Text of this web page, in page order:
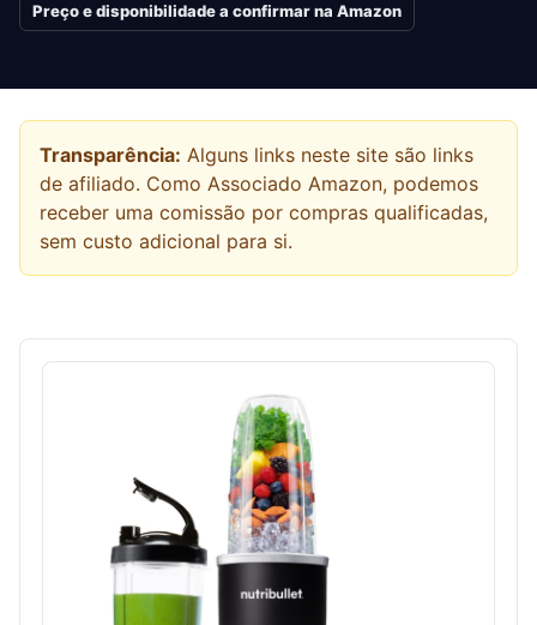
Preço e disponibilidade a confirmar na Amazon
Transparência: Alguns links neste site são links
de afiliado. Como Associado Amazon, podemos
receber uma comissão por compras qualificadas,
sem custo adicional para si.